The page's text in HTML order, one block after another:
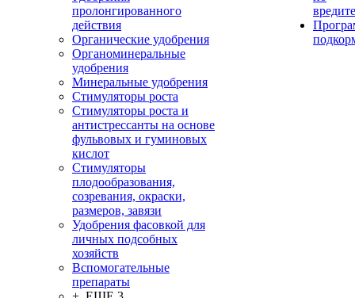
пролонгированного
действия
Органические удобрения
Органоминеральные
удобрения
Минеральные удобрения
Стимуляторы роста
Стимуляторы роста и
антистрессанты на основе
фульвовых и гуминовых
кислот
Стимуляторы
плодообразования,
созревания, окраски,
размеров, завязи
Удобрения фасовкой для
личных подсобных
хозяйств
Вспомогательные
препараты